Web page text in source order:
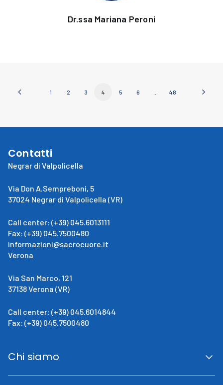
Dr.ssa Mariana Peroni
1 2 3 4 5 6 48
Contatti
Negrar di Valpolicella
Via Don A.Sempreboni, 5
37024 Negrar di Valpolicella (VR)
Call center: (+39) 045.6013111
Fax: (+39) 045.7500480
informazioni@sacrocuore.it
Verona
Via San Marco, 121
37138 Verona (VR)
Call center: (+39) 045.6014844
Fax: (+39) 045.7500480
Chi siamo
San Giovanni Calabria